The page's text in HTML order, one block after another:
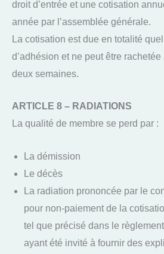
droit d’entrée et une cotisation
année par l’assemblée générale.
La cotisation est due en totalité
d’adhésion et ne peut être
deux semaines.
ARTICLE 8 – RADIATIONS
La qualité de membre se perd par :
La démission
Le décès
La radiation prononcée par le
pour non-paiement de la
tel que précisé dans le
ayant été invité à fournir des